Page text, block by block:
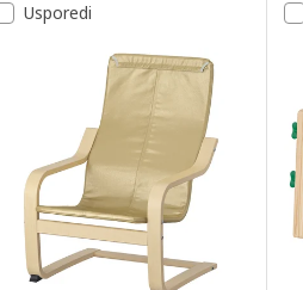
Usporedi